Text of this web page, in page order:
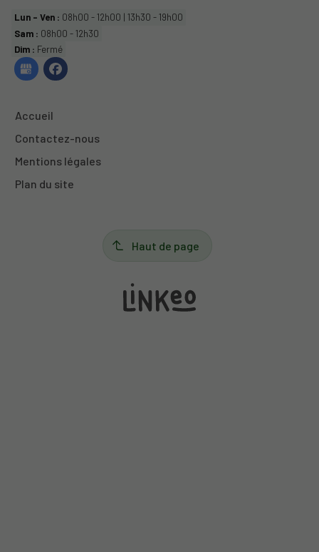
Lun - Ven : 08h00 - 12h00 | 13h30 - 19h00
Sam : 08h00 - 12h30
Dim : Fermé
Accueil
Contactez-nous
Mentions légales
Plan du site
Haut de page